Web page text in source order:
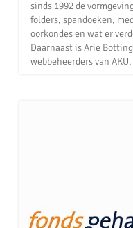
sinds 1992 de
folders, spandoeken,
oorkondes en wat er
Daarnaast is Arie
webbeheerders van AKU.